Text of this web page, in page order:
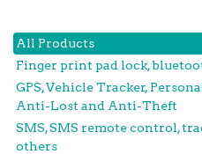
All Products
Finger print pad lock,
GPS, Vehicle Tracker,
Anti-Lost and Anti-Theft
SMS, SMS remote control,
others